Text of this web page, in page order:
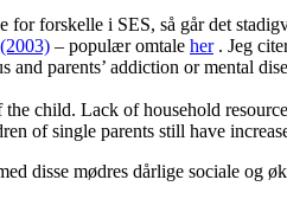
for forskelle i SES, så går det
– populær omtale her. Jeg
parents’ addiction or mental
child. Lack of household
of single parents still have
disse mødres dårlige sociale og